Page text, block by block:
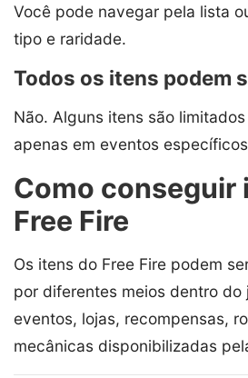
Você pode navegar pela lista
tipo e raridade.
Todos os itens podem
Não. Alguns itens são
apenas em eventos
Como conseguir
Free Fire
Os itens do Free Fire podem
por diferentes meios dentro do
eventos, lojas, recompensas,
mecânicas disponibilizadas